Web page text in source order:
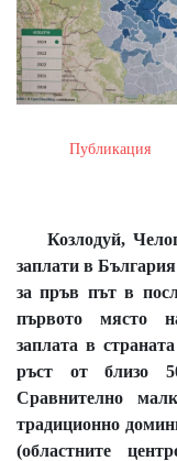
Публикация
Козлодуй,
заплати в България
за пръв път в
първото място
заплата в
ръст от близо
Сравнително
традиционно
(областните